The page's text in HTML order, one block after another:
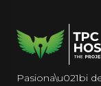
Pasiona\u021bi